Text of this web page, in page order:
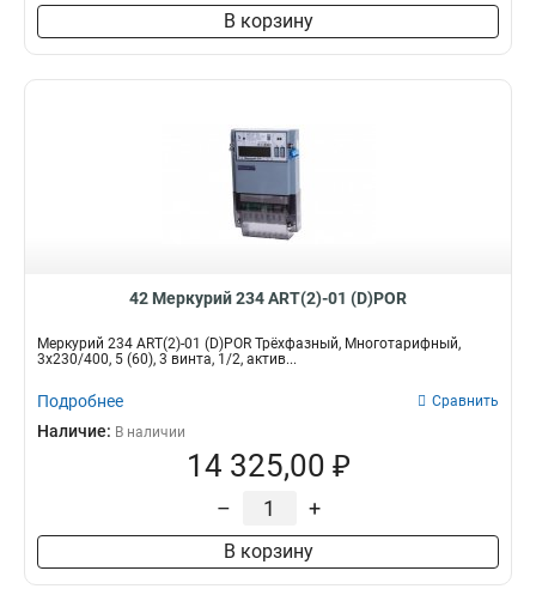
В корзину
42 Меркурий 234 ART(2)-01 (D)POR
Меркурий 234 ART(2)-01 (D)POR Трёхфазный, Многотарифный,
3x230/400, 5 (60), 3 винта, 1/2, актив...
Подробнее Сравнить
Наличие: В наличии
14 325,00 ₽
– +
В корзину